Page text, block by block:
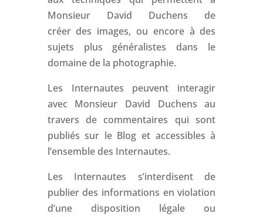
Monsieur David Duchens de
créer des images, ou encore à des
sujets plus généralistes dans le
domaine de la photographie.
Les Internautes peuvent interagir
avec Monsieur David Duchens au
travers de commentaires qui sont
publiés sur le Blog et accessibles à
l’ensemble des Internautes.
Les Internautes s’interdisent de
publier des informations en violation
d’une disposition légale ou